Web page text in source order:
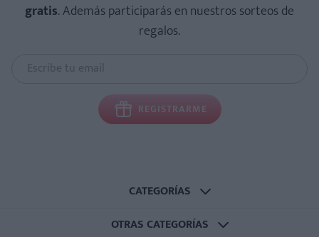
gratis. Además participarás en nuestros sorteos de
regalos.
REGISTRARME
CATEGORÍAS
OTRAS CATEGORÍAS